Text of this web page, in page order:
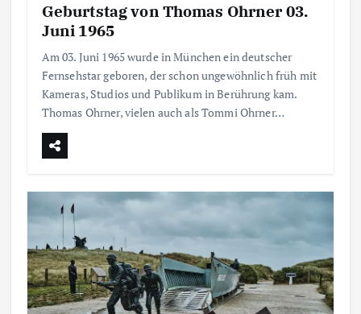
Geburtstag von Thomas Ohrner 03.
Juni 1965
Am 03. Juni 1965 wurde in München ein deutscher
Fernsehstar geboren, der schon ungewöhnlich früh mit
Kameras, Studios und Publikum in Berührung kam.
Thomas Ohrner, vielen auch als Tommi Ohrner…